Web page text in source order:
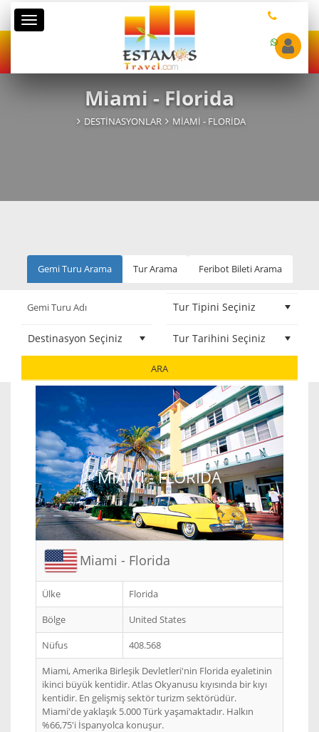
Kategoriler
Miami - Florida
DESTINASYONLAR MIAMI - FLORIDA
Gemi Turu Arama Tur Arama Feribot Bileti Arama
ARA
MIAMI - FLORIDA
Miami - Florida
Ülke
Florida
Bölge
United States
Nüfus
408.568
Miami, Amerika Birleşik Devletleri'nin Florida eyaletinin
ikinci büyük kentidir. Atlas Okyanusu kıyısında bir kıyı
kentidir. En gelişmiş sektör turizm sektörüdür.
Miami'de yaklaşık 5.000 Türk yaşamaktadır. Halkın
%66,75'i İspanyolca konuşur.